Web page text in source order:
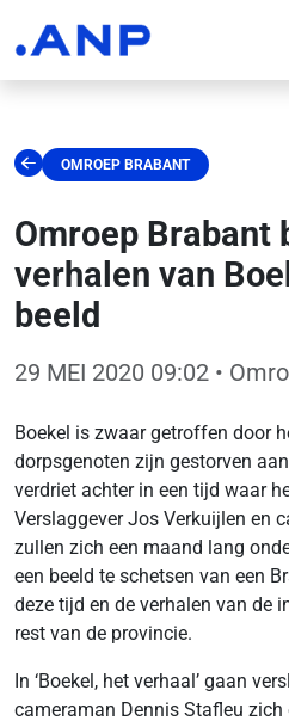
OMROEP BRABANT
Omroep Brabant
verhalen van
beeld
29 MEI 2020 09:02 •
Boekel is zwaar getroffen door
dorpsgenoten zijn gestorven
verdriet achter in een tijd waar
Verslaggever Jos Verkuijlen en
zullen zich een maand lang
een beeld te schetsen van een
deze tijd en de verhalen van de
rest van de provincie.
In ‘Boekel, het verhaal’ gaan
cameraman Dennis Stafleu zich